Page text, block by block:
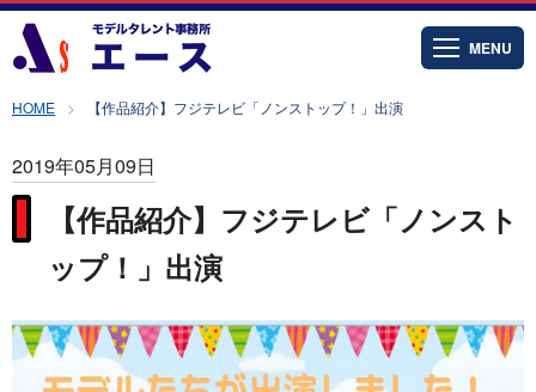
MENU
HOME 【作品紹介】フジテレビ「ノンストップ！」出演
2019年05月09日
【作品紹介】フジテレビ「ノンスト
ップ！」出演